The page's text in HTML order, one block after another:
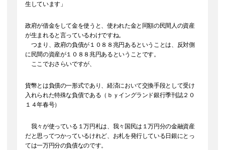
生しています」
政府が借金をして金を使うと、使われた金と同額の民間人の資産
が生まれると言っているわけですね。
つまり、政府の負債が１０８８兆円あるということは、反対側
に民間の資産が１０８８兆円あるということです。
ここでおさらいですが、
貨幣とは負債の一形式であり、経済において交換手段として受け
入れられた特殊な負債である（ｂｙイングランド銀行季刊誌２０
１４年春号）
我々が使っている１万円札は、我々国民は１万円分の金融資産
だと思ってつかっているけれど、お札を発行している日銀にとっ
ては一万円分の負債なのです。